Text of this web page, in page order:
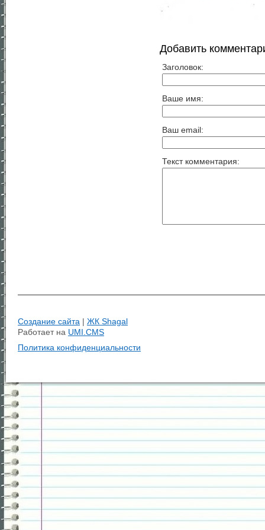
Добавить
Заголовок:
Ваше имя:
Ваш email:
Текст комментария:
Создание сайта | ЖК Shagal
Работает на UMI.CMS
Политика конфиденциальности